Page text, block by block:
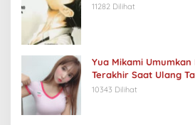
11282 Dilihat
Yua Mikami Umumkan
Terakhir Saat Ulang
10343 Dilihat